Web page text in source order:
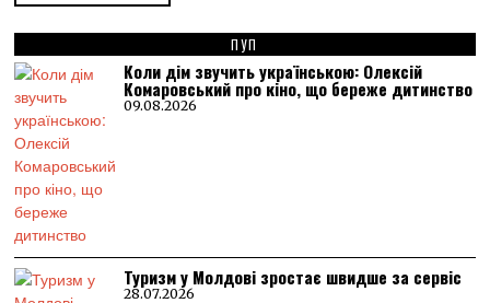
ПУП
Коли дім звучить українською: Олексій
Комаровський про кіно, що береже дитинство
09.08.2026
Туризм у Молдові зростає швидше за сервіс
28.07.2026